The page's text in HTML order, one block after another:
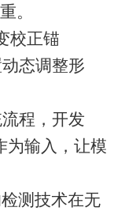
。
校正锚
态调整形
程，开发
为输入，让模
测技术在无